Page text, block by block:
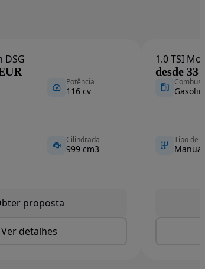
DSG
Potência
116 cv
Cilindrada
999 cm3
proposta
Ver detalhes
1.0 TSI
desde 33
Tipo de
Manual